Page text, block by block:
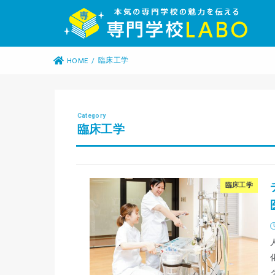
HOME 臨床工学
臨床工学
臨床工学